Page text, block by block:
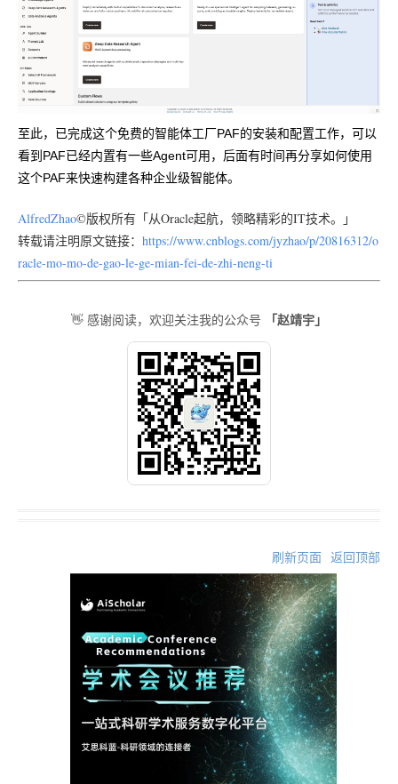
至此，已完成这个免费的智能体工厂PAF的安装和配置工作，可以
看到PAF已经内置有一些Agent可用，后面有时间再分享如何使用
这个PAF来快速构建各种企业级智能体。
AlfredZhao©版权所有「从Oracle起航，领略精彩的IT技术。」
转载请注明原文链接： https://www.cnblogs.com/jyzhao/p/20816312/o
racle-mo-mo-de-gao-le-ge-mian-fei-de-zhi-neng-ti
👋 感谢阅读，欢迎关注我的公众号 「赵靖宇」
刷新页面 返回顶部